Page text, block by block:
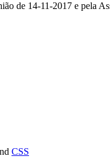
de 14-11-2017 e pela
CSS